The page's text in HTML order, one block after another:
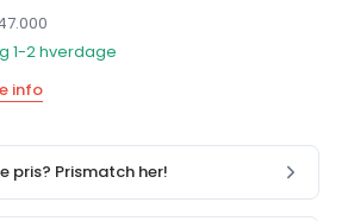
pris? Prismatch her!
1-2 hverdage
info